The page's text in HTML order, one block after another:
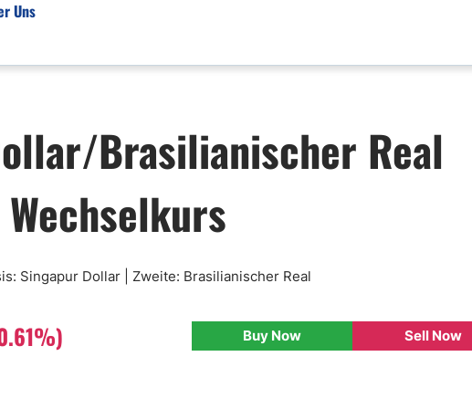
Forex News
Technische Analyse
Wochenprognose
Nozioni Di Base Forex
EUR-USD
GBP-USD
Uns
Brasilianischer Real
Singapur Dollar | Zweite: Brasilianischer Real
Buy Now Sell Now